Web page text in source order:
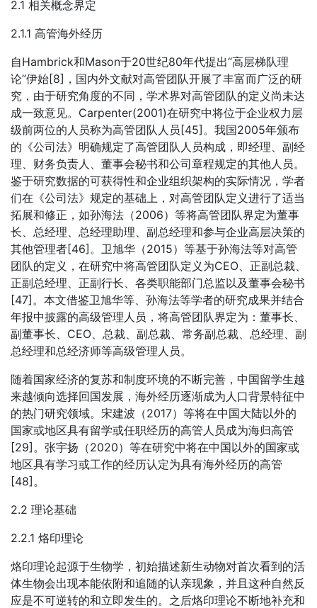
2.1 相关概念界定
2.1.1 高管海外经历
自Hambrick和Mason于20世纪80年代提出“高层梯队理
论”伊始[8]，国内外文献对高管团队开展了丰富而广泛的研
究，由于研究角度的不同，学术界对高管团队的定义尚未达
成一致意见。Carpenter(2001)在研究中将位于企业权力层
级前两位的人员称为高管团队人员[45]。我国2005年颁布
的《公司法》明确规定了高管团队人员构成，即经理、副经
理、财务负责人、董事会秘书和公司章程规定的其他人员。
鉴于研究数据的可获得性和企业组织架构的实际情况，学者
们在《公司法》规定的基础上，对高管团队定义进行了适当
拓展和修正，如孙海法（2006）等将高管团队界定为董事
长、总经理、总经理助理、副总经理和参与企业高层决策的
其他管理者[46]。卫旭华（2015）等基于孙海法等对高管
团队的定义，在研究中将高管团队定义为CEO、正副总裁、
正副总经理、正副行长、各类职能部门总监以及董事会秘书
[47]。本文借鉴卫旭华等、孙海法等学者的研究成果并结合
年报中披露的高级管理人员，将高管团队界定为：董事长、
副董事长、CEO、总裁、副总裁、常务副总裁、总经理、副
总经理和总经济师等高级管理人员。
随着国家经济的复苏和制度环境的不断完善，中国留学生越
来越倾向选择回国发展，海外经历逐渐成为人口背景特征中
的热门研究领域。宋建波（2017）等将在中国大陆以外的
国家或地区具有留学或任职经历的高管人员成为海归高管
[29]。张宇扬（2020）等在研究中将在中国以外的国家或
地区具有学习或工作的经历认定为具有海外经历的高管
[48]。
2.2 理论基础
2.2.1 烙印理论
烙印理论起源于生物学，初始描述新生动物对首次看到的活
体生物会出现本能依附和追随的认亲现象，并且这种自然反
应是不可逆转的和立即发生的。之后烙印理论不断地补充和